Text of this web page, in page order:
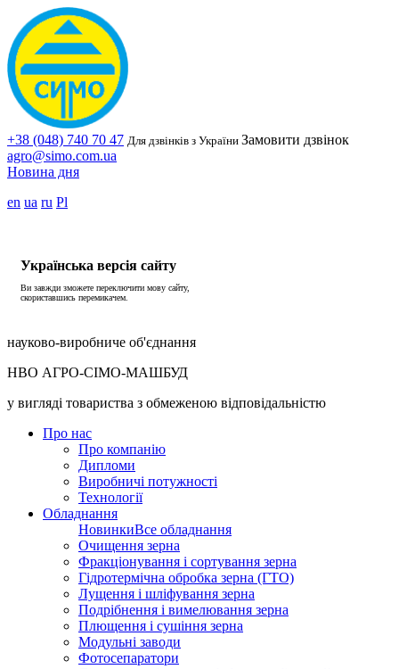
+38 (048) 740 70 47 Для дзвінків з України Замовити дзвінок
agro@simo.com.ua
Новина дня
en ua ru Pl
Українська версія сайту
Ви завжди зможете переключити мову сайту,
скориставшись перемикачем.
науково-виробниче об'єднання
НВО АГРО-СІМО-МАШБУД
у вигляді товариства з обмеженою відповідальністю
Про нас
Про компанію
Дипломи
Виробничі потужності
Технології
Обладнання
НовинкиВсе обладнання
Очищення зерна
Фракціонування і сортування зерна
Гідротермічна обробка зерна (ГТО)
Лущення і шліфування зерна
Подрібнення і вимелювання зерна
Плющення і сушіння зерна
Модульні заводи
Фотосепаратори